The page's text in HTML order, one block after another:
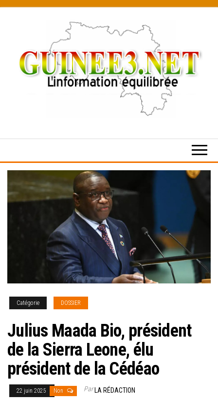
content
Catégorie DOSSIER
Julius Maada Bio, président
de la Sierra Leone, élu
président de la Cédéao
22 juin 2025 Non ParLA RÉDACTION